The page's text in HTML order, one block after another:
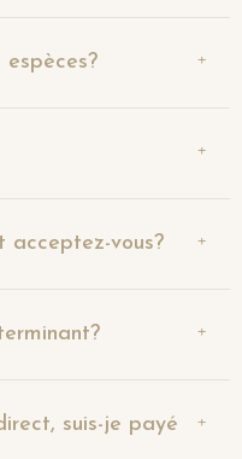
espèces?
acceptez-vous?
suis-je payé